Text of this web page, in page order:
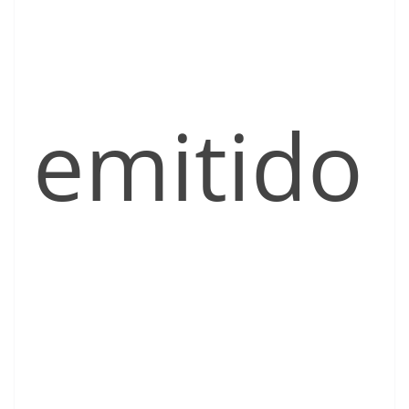
emitido